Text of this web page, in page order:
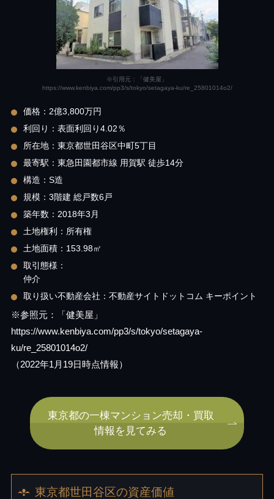
※引用元：「健美屋」
https://www.kenbiya.com/pp3/s/tokyo/setagaya-ku/re_25801014o2/
価格：2億3,800万円
利回り：表面利回り4.02％
所在地：東京都世田谷区中町5丁目
最寄駅：東急田園都市線 用賀駅 徒歩14分
構造：S造
規模：3階建 総戸数6戸
築年数：2018年3月
土地権利：所有権
土地面積：153.98㎡
取引態様：
仲介
取り扱い不動産会社：不動産サイトドットコム キーポイント
※参照元：「健美屋」
https://www.kenbiya.com/pp3/s/tokyo/setagaya-
ku/re_25801014o2/
（2022年1月19日時点情報）
東京都の一棟マンション売却・買取
情報を見てみる
東京都世田谷区の資産価値